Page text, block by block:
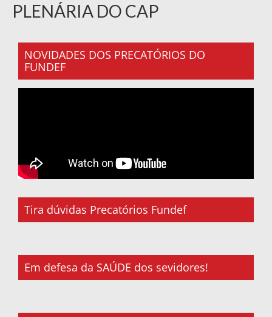
PLENÁRIA DO CAP
NOVIDADES DOS PRECATÓRIOS DO
FUNDEF
Tira dúvidas Precatórios Fundef
Em defesa da SAÚDE dos sevidores!